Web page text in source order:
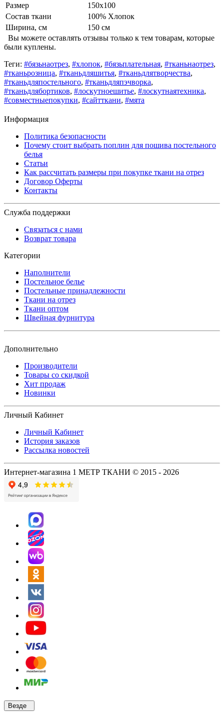
Размер
150х100
Состав ткани
100% Хлопок
Ширина, см
150 см
Вы можете оставлять отзывы только к тем товарам, которые
были куплены.
Теги: #бязьнаотрез, #хлопок, #бязьплательная, #тканьнаотрез,
#тканьрозница, #тканьдляшитья, #тканьдлятворчества,
#тканьдляпостельного, #тканьдляпэчворка,
#тканьдлябортиков, #лоскутноешитье, #лоскутнаятехника,
#совместныепокупки, #сайтткани, #мята
Информация
Политика безопасности
Почему стоит выбрать поплин для пошива постельного
белья
Статьи
Как рассчитать размеры при покупке ткани на отрез
Договор Оферты
Контакты
Служба поддержки
Связаться с нами
Возврат товара
Категории
Наполнители
Постельное белье
Постельные принадлежности
Ткани на отрез
Ткани оптом
Швейная фурнитура
Дополнительно
Производители
Товары со скидкой
Хит продаж
Новинки
Личный Кабинет
Личный Кабинет
История заказов
Рассылка новостей
Интернет-магазина 1 МЕТР ТКАНИ © 2015 - 2026
Везде